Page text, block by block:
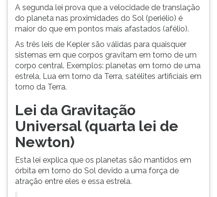
A segunda lei prova que a velocidade de translação
do planeta nas proximidades do Sol (periélio) é
maior do que em pontos mais afastados (afélio).
As três leis de Kepler são válidas para quaisquer
sistemas em que corpos gravitam em torno de um
corpo central. Exemplos: planetas em torno de uma
estrela, Lua em torno da Terra, satélites artificiais em
torno da Terra.
Lei da Gravitação
Universal (quarta lei de
Newton)
Esta lei explica que os planetas são mantidos em
órbita em torno do Sol devido a uma força de
atração entre eles e essa estrela.